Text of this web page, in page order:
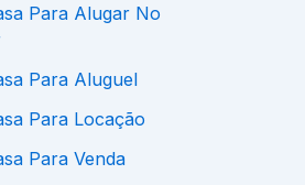
Para Alugar No
Para Aluguel
Para Locação
Para Venda